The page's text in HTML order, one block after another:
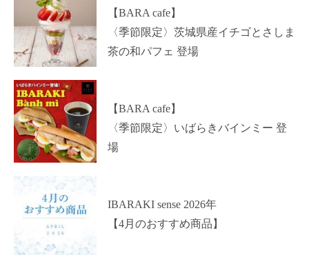
【BARA cafe】
〈季節限定〉茨城県産イチゴとさしま
茶の和パフェ 登場
【BARA cafe】
〈季節限定〉いばらきバインミー 登
場
IBARAKI sense 2026年
【4月のおすすめ商品】